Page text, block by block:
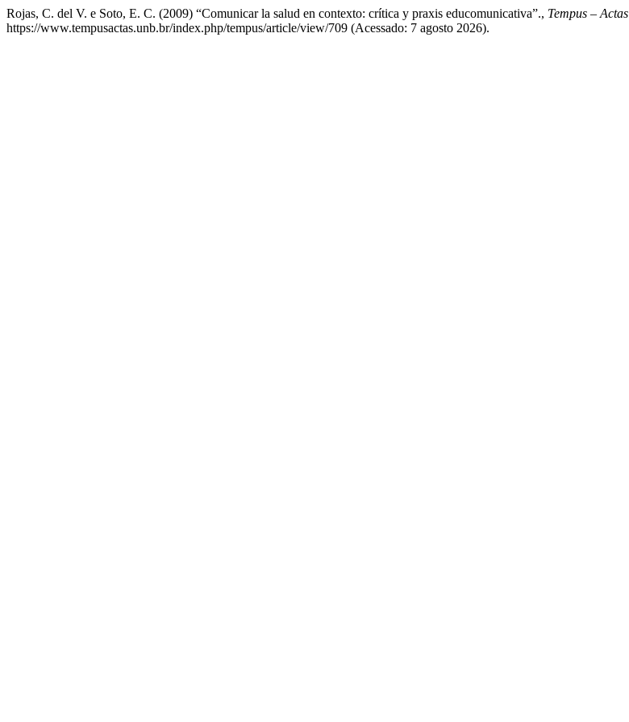
Rojas, C. del V. e Soto, E. C. (2009) “Comunicar la salud en contexto: crítica y praxis educomunicativa”., Tempus –
https://www.tempusactas.unb.br/index.php/tempus/article/view/709 (Acessado: 7 agosto 2026).